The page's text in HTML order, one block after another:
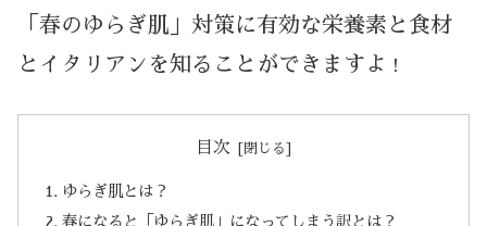
「春のゆらぎ肌」対策に有効な栄養素と食材
とイタリアンを知ることができますよ
！
目次
ゆらぎ肌とは？
春になると「ゆらぎ肌」になってしまう訳とは？